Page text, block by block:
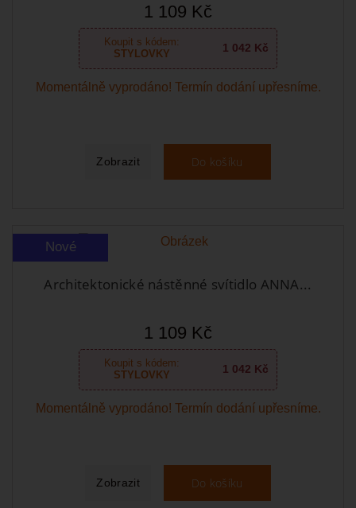
1 109 Kč
Koupit s kódem:
STYLOVKY
1 042 Kč
Momentálně vyprodáno! Termín dodání upřesníme.
Zobrazit Do košíku
Nové
Architektonické nástěnné svítidlo ANNA...
1 109 Kč
Koupit s kódem:
STYLOVKY
1 042 Kč
Momentálně vyprodáno! Termín dodání upřesníme.
Zobrazit Do košíku